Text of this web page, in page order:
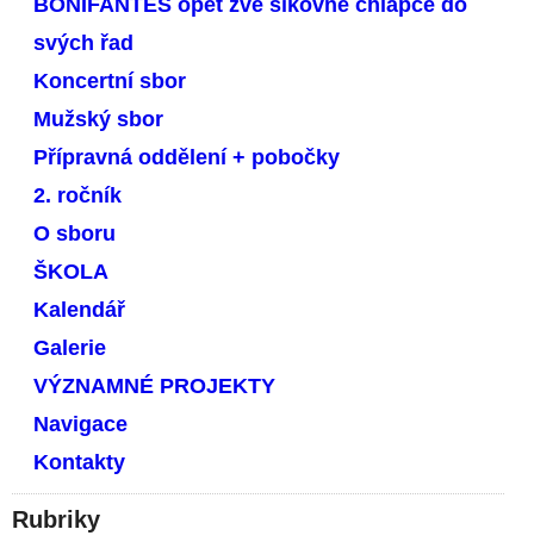
BONIFANTES opět zve šikovné chlapce do
svých řad
Koncertní sbor
Mužský sbor
Přípravná oddělení + pobočky
2. ročník
O sboru
ŠKOLA
Kalendář
Galerie
VÝZNAMNÉ PROJEKTY
Navigace
Kontakty
Rubriky